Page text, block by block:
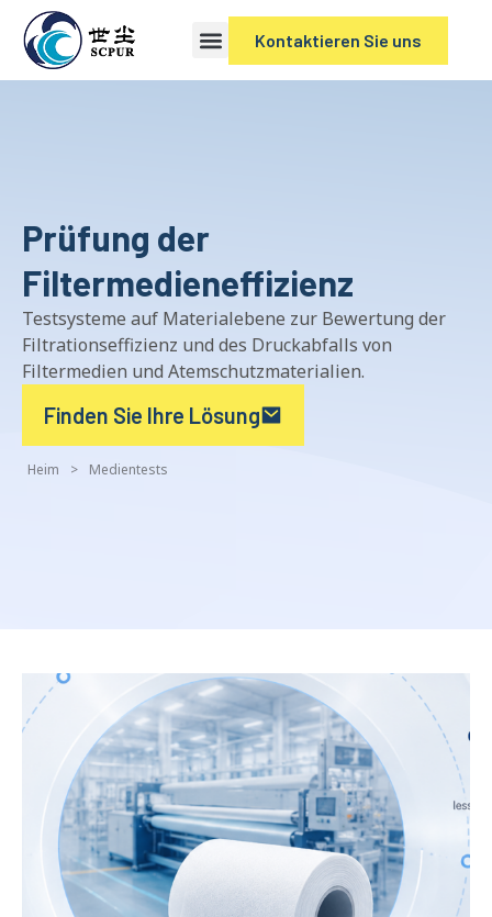
Kontaktieren Sie uns
Prüfung der
Filtermedieneffizienz
Testsysteme auf Materialebene zur Bewertung der
Filtrationseffizienz und des Druckabfalls von
Filtermedien und Atemschutzmaterialien.
Finden Sie Ihre Lösung
Heim > Medientests